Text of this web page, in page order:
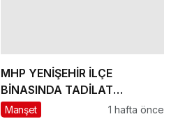
MHP YENİŞEHİR İLÇE
BİNASINDA TADİLAT
BAŞLADI
Manşet 1 hafta önce